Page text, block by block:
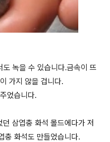
녹을 수 있습니다.금속이 뜨
가지 않을 겁니다.
었습니다.
삼엽충 화석 몰드에다가 저
충 화석도 만들었습니다.